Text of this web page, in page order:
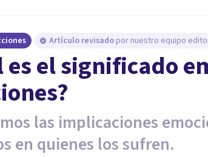
Artículo revisado por nuestro equipo
es el significado
las implicaciones
en quienes los sufren.